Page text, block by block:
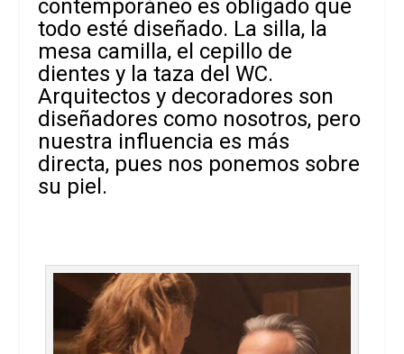
contemporáneo es obligado que
todo esté diseñado. La silla, la
mesa camilla, el cepillo de
dientes y la taza del WC.
Arquitectos y decoradores son
diseñadores como nosotros, pero
nuestra influencia es más
directa, pues nos ponemos sobre
su piel.